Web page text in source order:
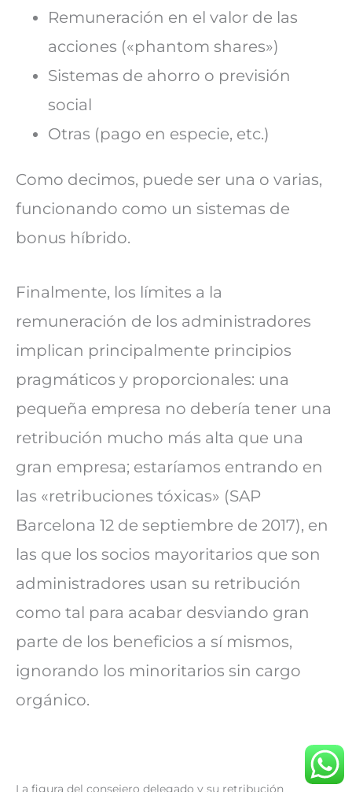
Remuneración en el valor de las
acciones («phantom shares»)
Sistemas de ahorro o previsión
social
Otras (pago en especie, etc.)
Como decimos, puede ser una o varias,
funcionando como un sistemas de
bonus híbrido.
Finalmente, los límites a la
remuneración de los administradores
implican principalmente principios
pragmáticos y proporcionales: una
pequeña empresa no debería tener una
retribución mucho más alta que una
gran empresa; estaríamos entrando en
las «retribuciones tóxicas» (SAP
Barcelona 12 de septiembre de 2017), en
las que los socios mayoritarios que son
administradores usan su retribución
como tal para acabar desviando gran
parte de los beneficios a sí mismos,
ignorando los minoritarios sin cargo
orgánico.
La figura del consejero delegado y su retribución